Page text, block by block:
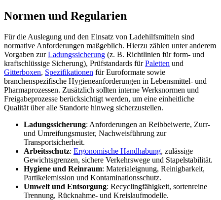
Normen und Regularien
Für die Auslegung und den Einsatz von Ladehilfsmitteln sind
normative Anforderungen maßgeblich. Hierzu zählen unter anderem
Vorgaben zurLadungssicherung (z. B. Richtlinien für form- und
kraftschlüssige Sicherung), Prüfstandards fürPaletten und
Gitterboxen, Spezifikationen für Euroformate sowie
branchenspezifische Hygieneanforderungen in Lebensmittel- und
Pharmaprozessen. Zusätzlich sollten interne Werksnormen und
Freigabeprozesse berücksichtigt werden, um eine einheitliche
Qualität über alle Standorte hinweg sicherzustellen.
Ladungssicherung: Anforderungen an Reibbeiwerte, Zurr-
und Umreifungsmuster, Nachweisführung zur
Transportsicherheit.
Arbeitsschutz: Ergonomische Handhabung, zulässige
Gewichtsgrenzen, sichere Verkehrswege und Stapelstabilität.
Hygiene und Reinraum: Materialeignung, Reinigbarkeit,
Partikelemission und Kontaminationsschutz.
Umwelt und Entsorgung: Recyclingfähigkeit, sortenreine
Trennung, Rücknahme- und Kreislaufmodelle.